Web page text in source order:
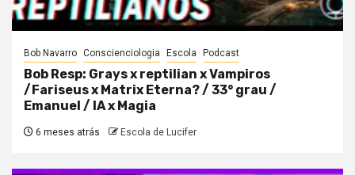
Bob Navarro Conscienciologia Escola Podcast
Bob Resp: Grays x reptilian x Vampiros
/Fariseus x Matrix Eterna? / 33° grau /
Emanuel / IA x Magia
6 meses atrás Escola de Lucifer